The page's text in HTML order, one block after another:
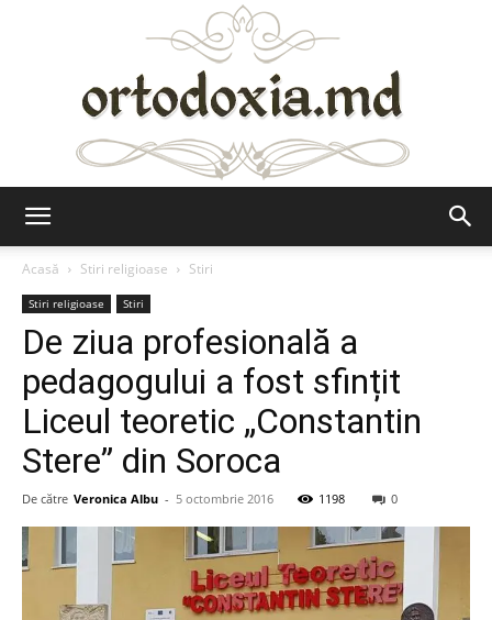
Acasă
Stiri religioase Stiri
Stiri religioase Stiri
De ziua profesională a
pedagogului a fost sfințit
Liceul teoretic „Constantin
Stere” din Soroca
De către Veronica Albu - 5 octombrie 2016 1198 0